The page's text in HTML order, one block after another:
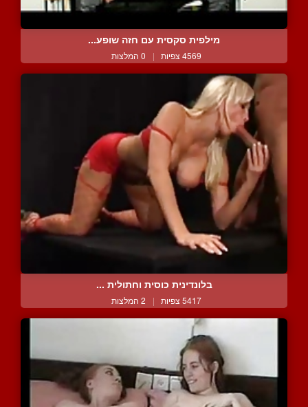
מילפית סקסית עם חזה שופע...
4569 צפיות | 0 המלצות
בלונדינית כוסית וחתולית ...
5417 צפיות | 2 המלצות